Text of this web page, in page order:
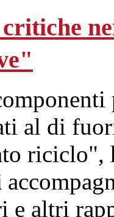
al di
e altri